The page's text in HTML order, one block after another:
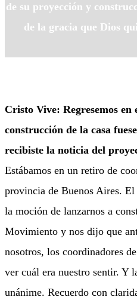
de su proyección y
de la gracia que Dios
Cristo Vive: Regresemos en
construcción de la casa
recibiste la noticia del
Estábamos en un retiro de
provincia de Buenos Aires.
la moción de lanzarnos a
Movimiento y nos dijo que
nosotros, los coordinadores
ver cuál era nuestro sentir. Y
unánime. Recuerdo con